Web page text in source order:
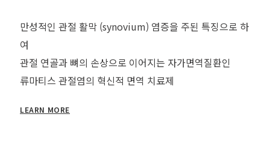
만성적인 관절 활막 (synovium) 염증을 주된 특징으로 하
여
관절 연골과 뼈의 손상으로 이어지는 자가면역질환인
류마티스 관절염의 혁신적 면역 치료제
LEARN MORE